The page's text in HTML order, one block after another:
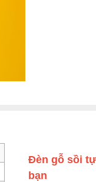
Đèn gỗ sồi
bạn